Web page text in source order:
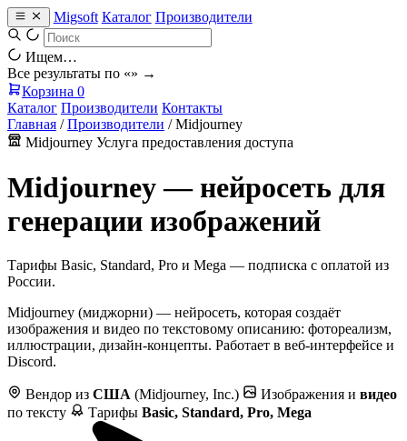
Migsoft Каталог Производители
Ищем…
Все результаты по «» →
Корзина 0
Каталог Производители Контакты
Главная / Производители / Midjourney
Midjourney Услуга предоставления доступа
Midjourney — нейросеть для
генерации изображений
Тарифы Basic, Standard, Pro и Mega — подписка с оплатой из
России.
Midjourney (миджорни) — нейросеть, которая создаёт
изображения и видео по текстовому описанию: фотореализм,
иллюстрации, дизайн-концепты. Работает в веб-интерфейсе и
Discord.
Вендор из США (Midjourney, Inc.) Изображения и видео
по тексту
Тарифы Basic, Standard, Pro, Mega